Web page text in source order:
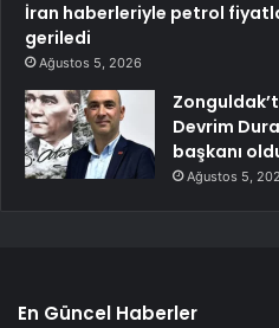
İran haberleriyle petrol
geriledi
Ağustos 5, 2026
Devrim
başkanı
Ağustos 5,
En Güncel Haberler